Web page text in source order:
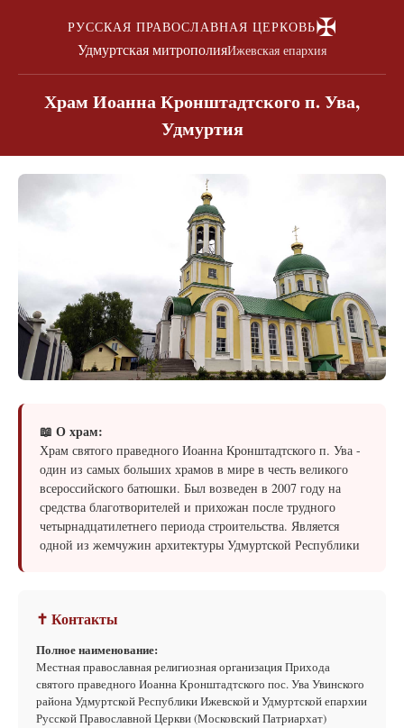
РУССКАЯ ПРАВОСЛАВНАЯ ЦЕРКОВЬ✠
Удмуртская митрополияИжевская епархия
Храм Иоанна Кронштадтского п. Ува,
Удмуртия
📖 О храм:
Храм святого праведного Иоанна Кронштадтского п. Ува -
один из самых больших храмов в мире в честь великого
всероссийского батюшки. Был возведен в 2007 году на
средства благотворителей и прихожан после трудного
четырнадцатилетнего периода строительства. Является
одной из жемчужин архитектуры Удмуртской Республики
✝ Контакты
Полное наименование:
Местная православная религиозная организация Прихода
святого праведного Иоанна Кронштадтского пос. Ува Увинского
района Удмуртской Республики Ижевской и Удмуртской епархии
Русской Православной Церкви (Московский Патриархат)